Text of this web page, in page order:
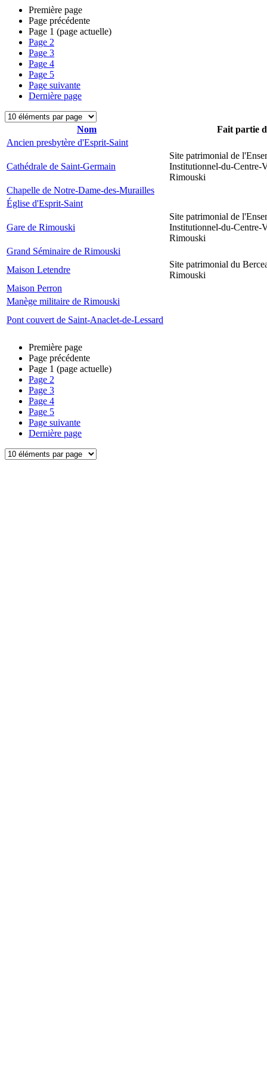
Première page
Page précédente
Page 1 (page actuelle)
Page 2
Page 3
Page 4
Page 5
Page suivante
Dernière page
Nom
Fait partie
Ancien presbytère d'Esprit-Saint
Cathédrale de Saint-Germain
Site patrimonial de
Institutionnel-du-Centre-
Rimouski
Chapelle de Notre-Dame-des-Murailles
Église d'Esprit-Saint
Gare de Rimouski
Site patrimonial de
Institutionnel-du-Centre-
Rimouski
Grand Séminaire de Rimouski
Maison Letendre
Site patrimonial du
Rimouski
Maison Perron
Manège militaire de Rimouski
Pont couvert de Saint-Anaclet-de-Lessard
Première page
Page précédente
Page 1 (page actuelle)
Page 2
Page 3
Page 4
Page 5
Page suivante
Dernière page